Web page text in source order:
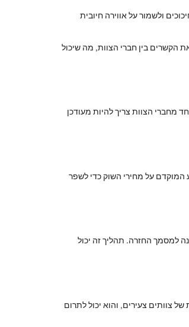
ולשמור על אווירה חיובית
הקשרים בין חברי הצוות, מה שיכול
מחברי הצוות צריך להיות מעודכן
המוקדם על מחירי השוק כדי לשפר
למסמך החזרה. תהליך זה יכול
צוותים צעירים, והוא יכול לתרום